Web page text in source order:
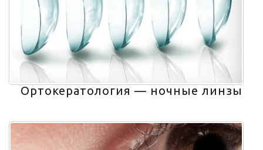
Ортокератология — ночные линзы